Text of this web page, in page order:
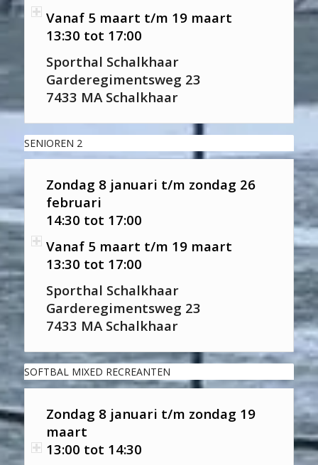
Vanaf 5 maart t/m 19 maart
13:30 tot 17:00
Sporthal Schalkhaar
Garderegimentsweg 23
7433 MA Schalkhaar
SENIOREN 2
Zondag 8 januari t/m zondag 26
februari
14:30 tot 17:00
Vanaf 5 maart t/m 19 maart
13:30 tot 17:00
Sporthal Schalkhaar
Garderegimentsweg 23
7433 MA Schalkhaar
SOFTBAL MIXED RECREANTEN
Zondag 8 januari t/m zondag 19
maart
13:00 tot 14:30